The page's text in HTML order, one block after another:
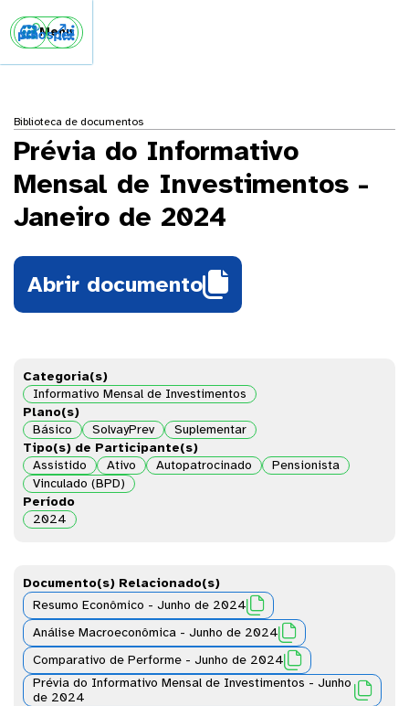
Menu
 
Biblioteca de documentos
Prévia do Informativo
Mensal de Investimentos -
Janeiro de 2024
Abrir documento
Categoria(s)
Informativo Mensal de Investimentos
Plano(s)
Básico
SolvayPrev
Suplementar
Tipo(s) de Participante(s)
Assistido
Ativo Autopatrocinado
Pensionista
Vinculado (BPD)
Período
2024
Documento(s) Relacionado(s)
Resumo Econômico - Junho de 2024
Análise Macroeconômica - Junho de 2024
Comparativo de Performe - Junho de 2024
Prévia do Informativo Mensal de Investimentos - Junho
de 2024
